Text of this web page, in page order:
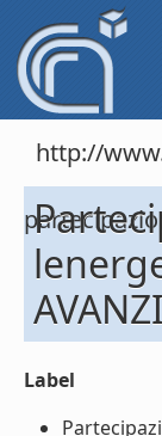
http://
Label